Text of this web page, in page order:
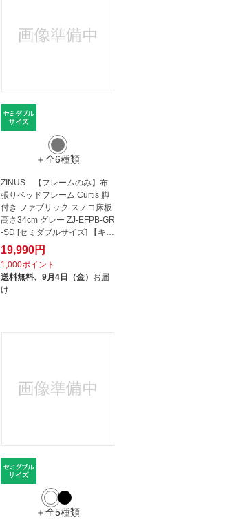
＋全6種類
ZINUS 【フレームのみ】布
張りベッドフレーム Curtis 脚
付き ファブリック スノコ床板
高さ34cm グレー ZJ-EFPB-GR
-SD [セミダブルサイズ] 【キ
ャ...
19,990円
1,000ポイント
送料無料、 9月4日（金） お届
け
＋全5種類